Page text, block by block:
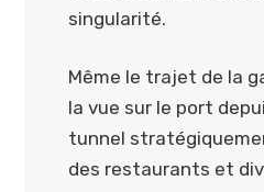
singularité.
Même le trajet de la
la vue sur le port
tunnel
des restaurants et